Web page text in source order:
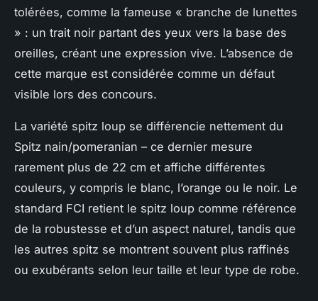
tolérées, comme la fameuse « branche de lunettes
» : un trait noir partant des yeux vers la base des
oreilles, créant une expression vive. L’absence de
cette marque est considérée comme un défaut
visible lors des concours.
La variété spitz loup se différencie nettement du
Spitz nain/pomeranian – ce dernier mesure
rarement plus de 22 cm et affiche différentes
couleurs, y compris le blanc, l’orange ou le noir. Le
standard FCI retient le spitz loup comme référence
de la robustesse et d’un aspect naturel, tandis que
les autres spitz se montrent souvent plus raffinés
ou exubérants selon leur taille et leur type de robe.